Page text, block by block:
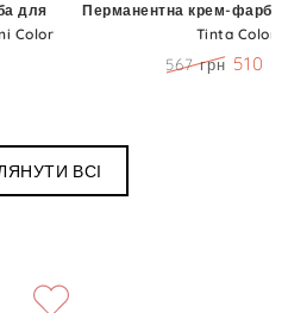
для
Color
Перманентна крем-фарба
Tinta Color
567 грн 510
ВСІ